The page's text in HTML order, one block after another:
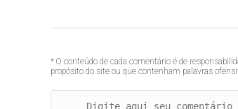
* O conteúdo de cada comentário é de
propósito do site ou que contenham palavras